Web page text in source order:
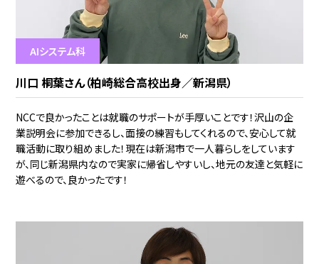
AIシステム科
川口 桐葉さん（柏崎総合高校出身／新潟県）
NCCで良かったことは就職のサポートが手厚いことです！沢山の企
業説明会に参加できるし、面接の練習もしてくれるので、安心して就
職活動に取り組めました！現在は新潟市で一人暮らしをしています
が、同じ新潟県内なので実家に帰省しやすいし、地元の友達と気軽に
遊べるので、良かったです！